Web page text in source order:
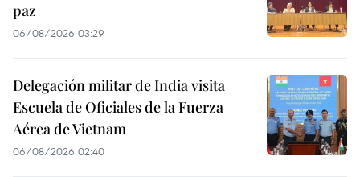
paz
06/08/2026 03:29
Delegación militar de India visita
Escuela de Oficiales de la Fuerza
Aérea de Vietnam
06/08/2026 02:40